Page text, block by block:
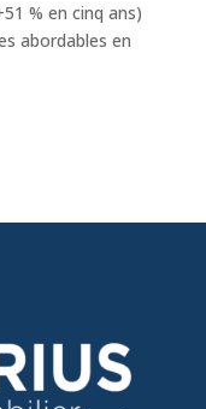
% en cinq ans)
abordables en